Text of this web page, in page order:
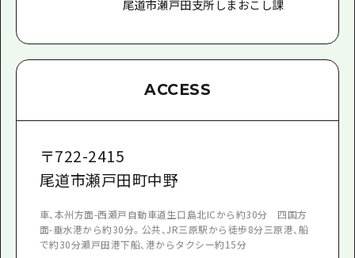
尾道市瀬戸田支所しまおこし課
ACCESS
〒722-2415
尾道市瀬戸田町中野
車、本州方面-西瀬戸自動車道生口島北ICから約30分 四国方
面-垂水港から約30分。公共、JR三原駅から徒歩8分三原港、船
で約30分瀬戸田港下船、港からタクシー約15分